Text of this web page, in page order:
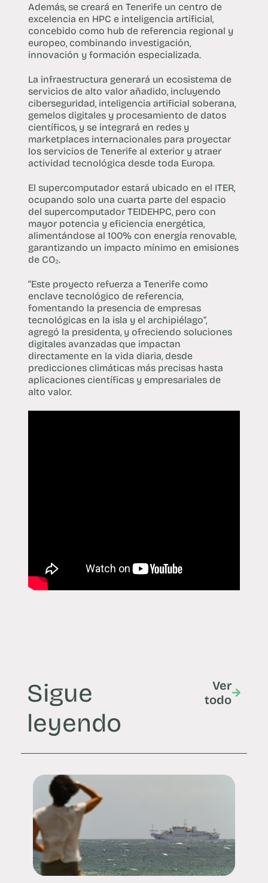
Además, se creará en Tenerife un centro de
excelencia en HPC e inteligencia artificial,
concebido como hub de referencia regional y
europeo, combinando investigación,
innovación y formación especializada.
La infraestructura generará un ecosistema de
servicios de alto valor añadido, incluyendo
ciberseguridad, inteligencia artificial soberana,
gemelos digitales y procesamiento de datos
científicos, y se integrará en redes y
marketplaces internacionales para proyectar
los servicios de Tenerife al exterior y atraer
actividad tecnológica desde toda Europa.
El supercomputador estará ubicado en el ITER,
ocupando solo una cuarta parte del espacio
del supercomputador TEIDEHPC, pero con
mayor potencia y eficiencia energética,
alimentándose al 100% con energía renovable,
garantizando un impacto mínimo en emisiones
de CO₂.
“Este proyecto refuerza a Tenerife como
enclave tecnológico de referencia,
fomentando la presencia de empresas
tecnológicas en la isla y el archipiélago”,
agregó la presidenta, y ofreciendo soluciones
digitales avanzadas que impactan
directamente en la vida diaria, desde
predicciones climáticas más precisas hasta
aplicaciones científicas y empresariales de
alto valor.
Sigue
leyendo
Ver
todo